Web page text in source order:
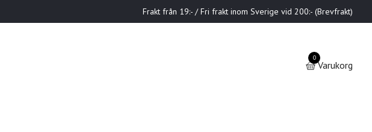
Frakt från 19:- / Fri frakt inom Sverige vid 200:- (Brevfrakt)
0
Varukorg